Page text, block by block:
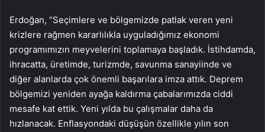
Erdoğan, “Seçimlere ve bölgemizde patlak veren yeni
krizlere rağmen kararlılıkla uyguladığımız ekonomi
programımızın meyvelerini toplamaya başladık. İstihdamda,
ihracatta, üretimde, turizmde, savunma sanayiinde ve
diğer alanlarda çok önemli başarılara imza attık. Deprem
bölgemizi yeniden ayağa kaldırma çabalarımızda ciddi
mesafe kat ettik. Yeni yılda bu çalışmalar daha da
hızlanacak. Enflasyondaki düşüşün özellikle yılın son